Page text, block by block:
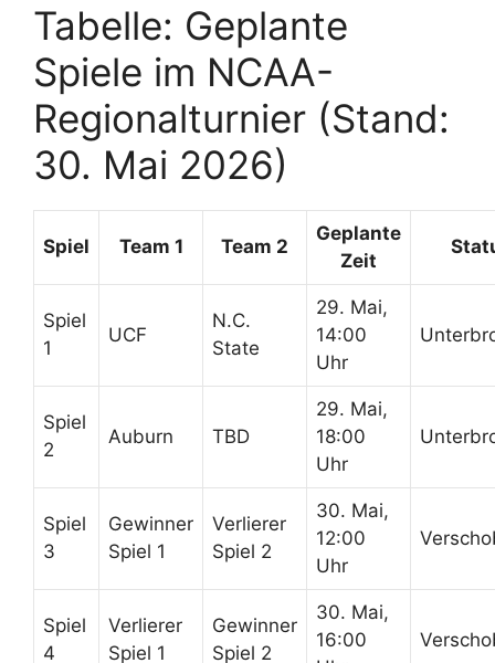
Tabelle: Geplante
Spiele im NCAA-
Regionalturnier (Stand:
30. Mai 2026)
Spiel Team 1 Team 2
Geplante
Zeit
Spiel
1
UCF
N.C.
State
29. Mai,
14:00
Uhr
Spiel
2
Auburn TBD
29. Mai,
18:00
Uhr
Spiel
3
Gewinner
Spiel 1
Verlierer
Spiel 2
30. Mai,
12:00
Uhr
Spiel
4
Verlierer
Spiel 1
Gewinner
Spiel 2
30. Mai,
16:00